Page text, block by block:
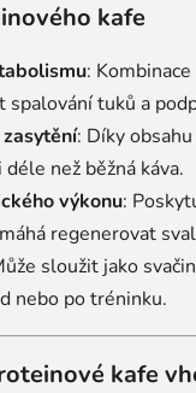
kafe
:
spalování tuků a
: Díky
než běžná káva.
výkonu:
regenerovat
sloužit jako
nebo po tréninku.
kafe